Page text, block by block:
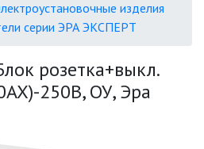
ОФИСНЫЕ ПОДВЕСНЫЕ
СВЕТИЛЬНИКИ «GEOMETRIA»
ПРОЖЕКТОРЫ
изделия
серии ЭРА ЭКСПЕРТ
розетка+выкл.
250В, ОУ, Эра